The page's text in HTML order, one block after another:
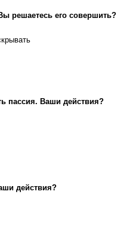
решаетесь его совершить?
пассия. Ваши действия?
действия?